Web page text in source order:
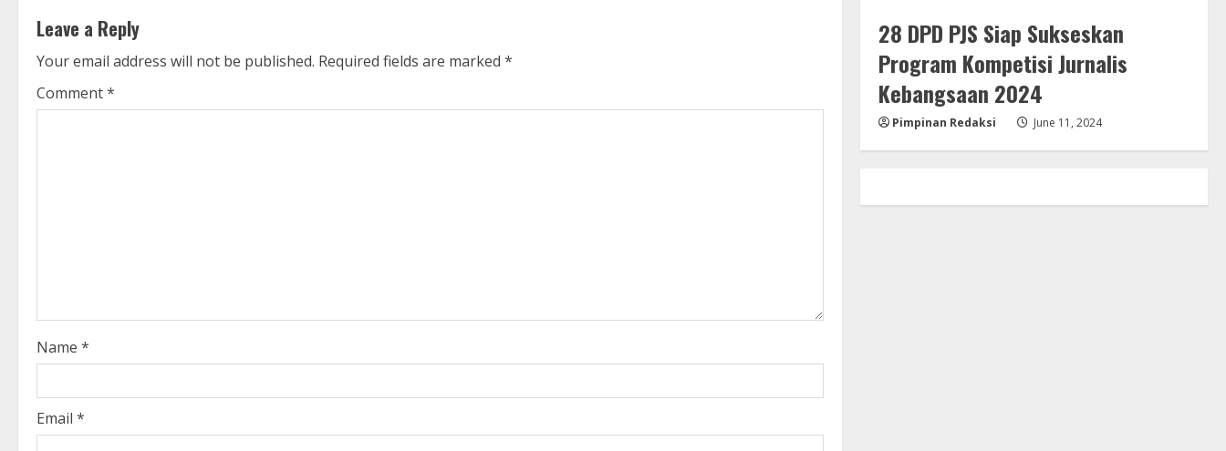
i
n
u
d
i
n
g
Leave a Reply
Your email address will not be published. Required fields are marked *
Comment*
Name *
Email *
28 DPD PJS Siap Sukseskan
Program Kompetisi Jurnalis
Kebangsaan 2024
Pimpinan Redaksi June 11, 2024